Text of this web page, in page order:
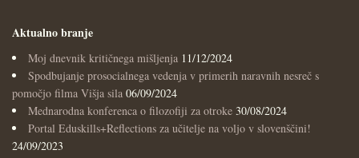
Aktualno branje
Moj dnevnik kritičnega mišljenja 11/12/2024
Spodbujanje prosocialnega vedenja v primerih naravnih nesreč s
pomočjo filma Višja sila 06/09/2024
Mednarodna konferenca o filozofiji za otroke 30/08/2024
Portal Eduskills+Reflections za učitelje na voljo v slovenščini!
24/09/2023